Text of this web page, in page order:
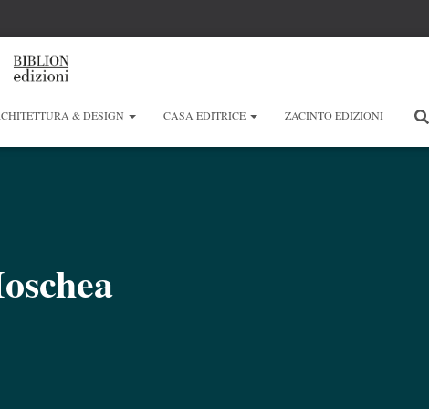
& DESIGN CASA EDITRICE ZACINTO EDIZIONI